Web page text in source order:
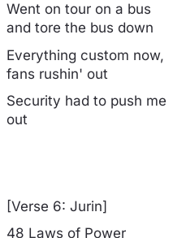
Went on tour on a bus
and tore the bus down
Everything custom now,
fans rushin' out
Security had to push me
out
[Verse 6: Jurin]
48 Laws of Power